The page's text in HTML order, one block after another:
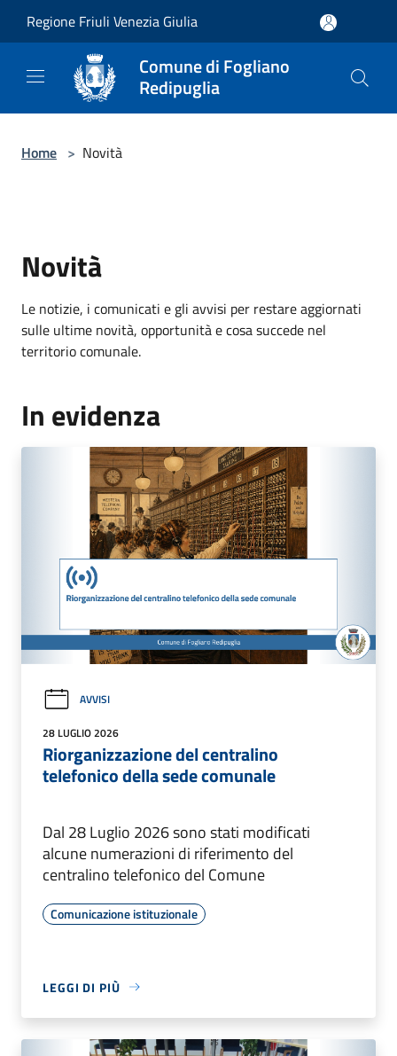
Regione Friuli Venezia Giulia
Comune di Fogliano
Redipuglia
Home > Novità
Novità
Le notizie, i comunicati e gli avvisi per restare aggiornati
sulle ultime novità, opportunità e cosa succede nel
territorio comunale.
In evidenza
AVVISI
28 LUGLIO 2026
Riorganizzazione del centralino
telefonico della sede comunale
Dal 28 Luglio 2026 sono stati modificati
alcune numerazioni di riferimento del
centralino telefonico del Comune
Comunicazione istituzionale
LEGGI DI PIÙ